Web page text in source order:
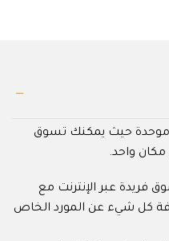
موحدة حيث يمكنك تسوق
مكان واحد.
عبر الإنترنت مع
كل شيء عن المورد الخاص